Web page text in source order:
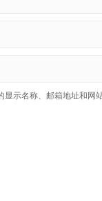
显示名称、邮箱地址和网